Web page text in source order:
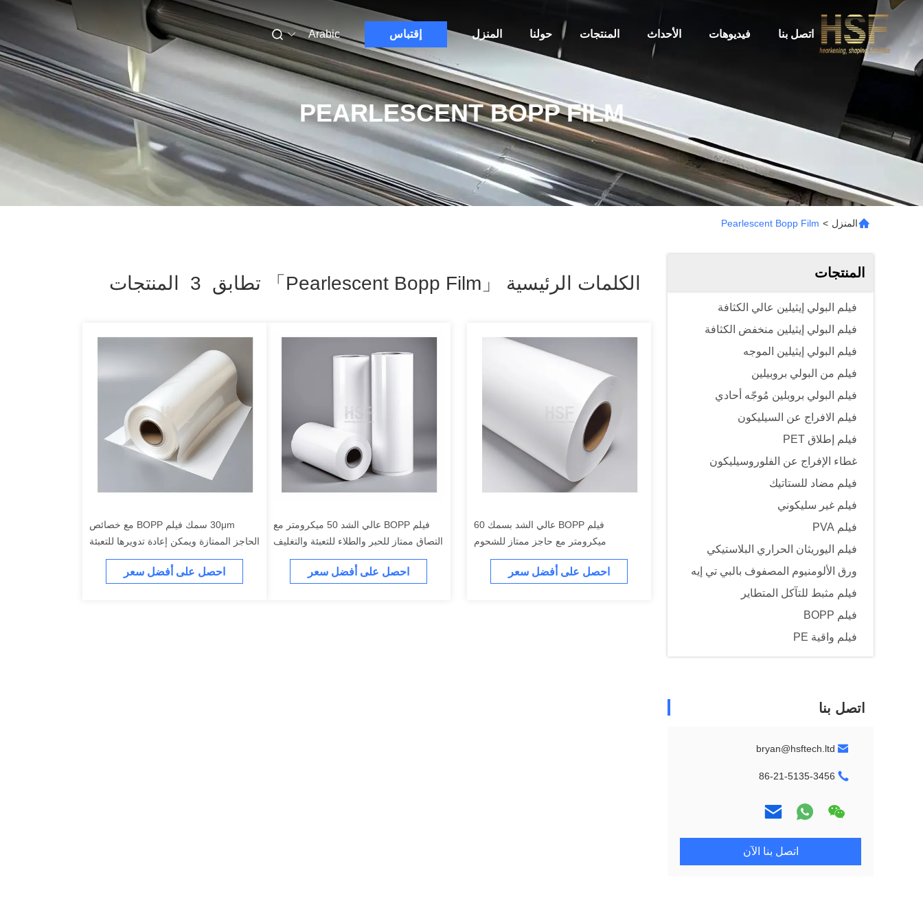
المنزل حولنا المنتجات الأحداث فيديوهات اتصل بنا إقتباس Arabic
PEARLESCENT BOPP FILM
المنزل >
Pearlescent Bopp Film
المنتجات
فيلم البولي إيثيلين عالي الكثافة
فيلم البولي إيثيلين منخفض الكثافة
فيلم البولي إيثيلين الموجه
فيلم من البولي بروبيلين
فيلم البولي بروبلين مُوجّه أحادي
فيلم الافراج عن السيليكون
فيلم إطلاق PET
غطاء الإفراج عن الفلوروسيليكون
فيلم مضاد للستاتيك
فيلم غير سليكوني
فيلم PVA
فيلم اليوريثان الحراري البلاستيكي
ورق الألومنيوم المصفوف بالبي تي إيه
فيلم مثبط للتآكل المتطاير
فيلم BOPP
فيلم واقية PE
اتصل بنا
bryan@hsftech.ltd
86-21-5135-3456
اتصل بنا الآن
الكلمات الرئيسية 「pearlescent Bopp Film」 تطابق 3 المنتجات
فيلم BOPP عالي الشد بسمك 60
ميكرومتر مع حاجز ممتاز للشحوم
لملصقات التغليف
احصل على أفضل سعر
فيلم BOPP عالي الشد 50 ميكرومتر مع
التصاق ممتاز للحبر والطلاء للتعبئة والتغليف
احصل على أفضل سعر
30μm سمك فيلم BOPP مع خصائص
الحاجز الممتازة ويمكن إعادة تدويرها للتعبئة
والتسمية
احصل على أفضل سعر